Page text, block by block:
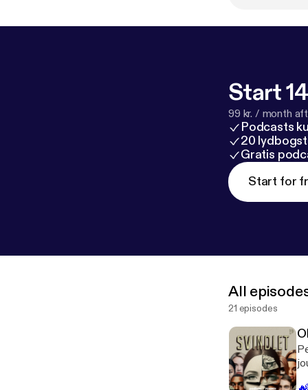
Start
99 kr. / month
Podcasts
20
Gratis
Start for
All
21 episodes